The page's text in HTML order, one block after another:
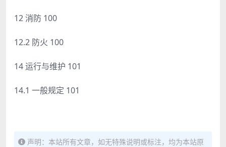
12 消防 100
12.2 防火 100
14 运行与维护 101
14.1 一般规定 101
声明：本站所有文章，如无特殊说明或标注，均为本站原